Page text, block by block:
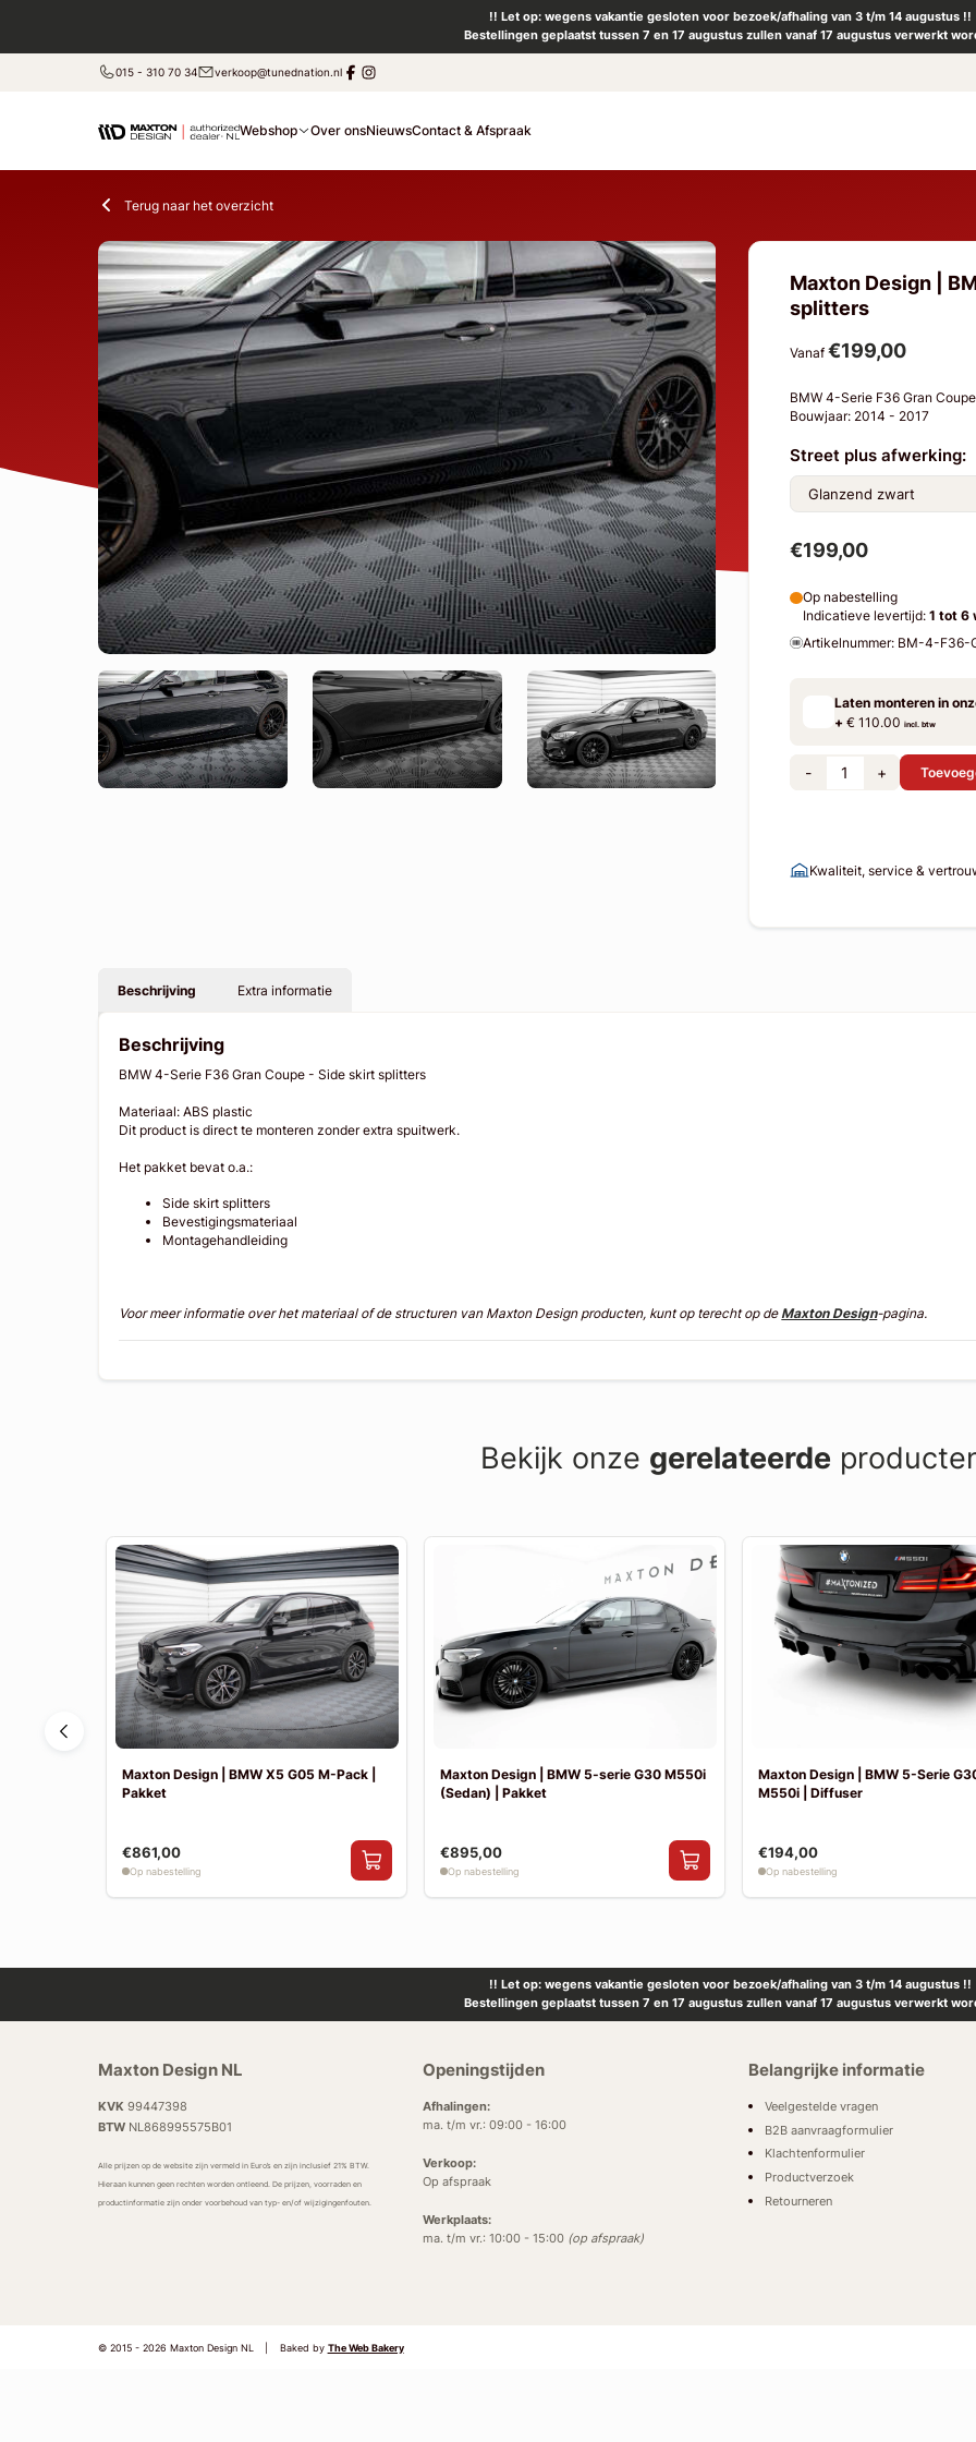
!! Let op: wegens vakantie gesloten voor bezoek/afhaling van 3 t/m 14 augustus !!
Bestellingen geplaatst tussen 7 en 17 augustus zullen vanaf 17 augustus verwerkt
015 - 310 70 34 verkoop@tunednation.nl
Webshop Over onsNieuwsContact & Afspraak
Terug naar het overzicht
Maxton Design |
splitters
Vanaf €199,00
BMW 4-Serie F36 Gran
Bouwjaar: 2014 - 2017
Street plus afwerking:
€199,00
Op nabestelling
Indicatieve levertijd: 1 tot 6
Artikelnummer: BM-4-F36-
Laten monteren in
+€ 110.00 incl. btw
- +
Kwaliteit, service &
Beschrijving Extra informatie
Beschrijving
BMW 4-Serie F36 Gran Coupe - Side skirt splitters
Materiaal: ABS plastic
Dit product is direct te monteren zonder extra spuitwerk.
Het pakket bevat o.a.:
Side skirt splitters
Bevestigingsmateriaal
Montagehandleiding
Voor meer informatie over het materiaal of de structuren van Maxton Design producten, kunt op terecht op deMaxton Design-pagina.
Bekijk onze gerelateerde
Maxton Design | BMW X5 G05 M-Pack |
Pakket
€861,00
Op nabestelling
Maxton Design | BMW 5-serie G30 M550i
(Sedan) | Pakket
€895,00
Op nabestelling
Maxton Design | BMW 5-Serie
M550i | Diffuser
€194,00
Op nabestelling
!! Let op: wegens vakantie gesloten voor bezoek/afhaling van 3 t/m 14 augustus !!
Bestellingen geplaatst tussen 7 en 17 augustus zullen vanaf 17 augustus verwerkt
Maxton Design NL
KVK 99447398
BTWNL868995575B01
Alle prijzen op de website zijn vermeld in Euro’s en zijn inclusief 21% BTW.
Hieraan kunnen geen rechten worden ontleend. De prijzen, voorraden en
productinformatie zijn onder voorbehoud van typ- en/of wijzigingenfouten.
Openingstijden
Afhalingen:
ma. t/m vr.: 09:00 - 16:00
Verkoop:
Op afspraak
Werkplaats:
ma. t/m vr.: 10:00 - 15:00 (op afspraak)
Belangrijke informatie
Veelgestelde vragen
B2B aanvraagformulier
Klachtenformulier
Productverzoek
Retourneren
© 2015 - 2026 Maxton Design NL Baked by The Web Bakery